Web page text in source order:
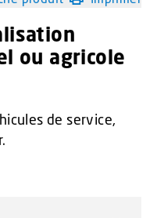
ou agricole
de service,